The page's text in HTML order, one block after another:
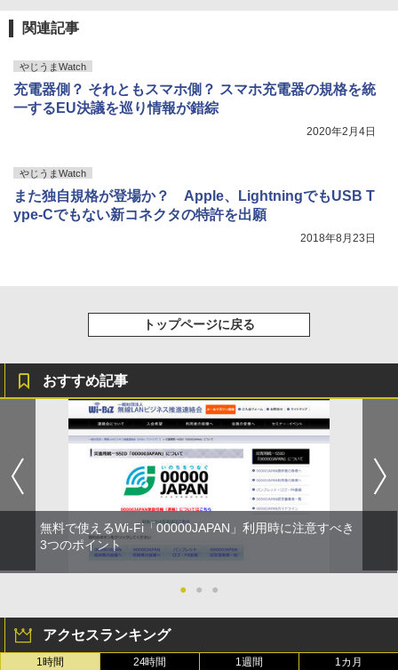
関連記事
やじうまWatch
充電器側？ それともスマホ側？ スマホ充電器の規格を統
一するEU決議を巡り情報が錯綜
2020年2月4日
やじうまWatch
また独自規格が登場か？ Apple、LightningでもUSB T
ype-Cでもない新コネクタの特許を出願
2018年8月23日
トップページに戻る
おすすめ記事
無料で使えるWi-Fi「00000JAPAN」利用時に注意すべき
3つのポイント
● ● ●
アクセスランキング
1時間 24時間 1週間 1カ月